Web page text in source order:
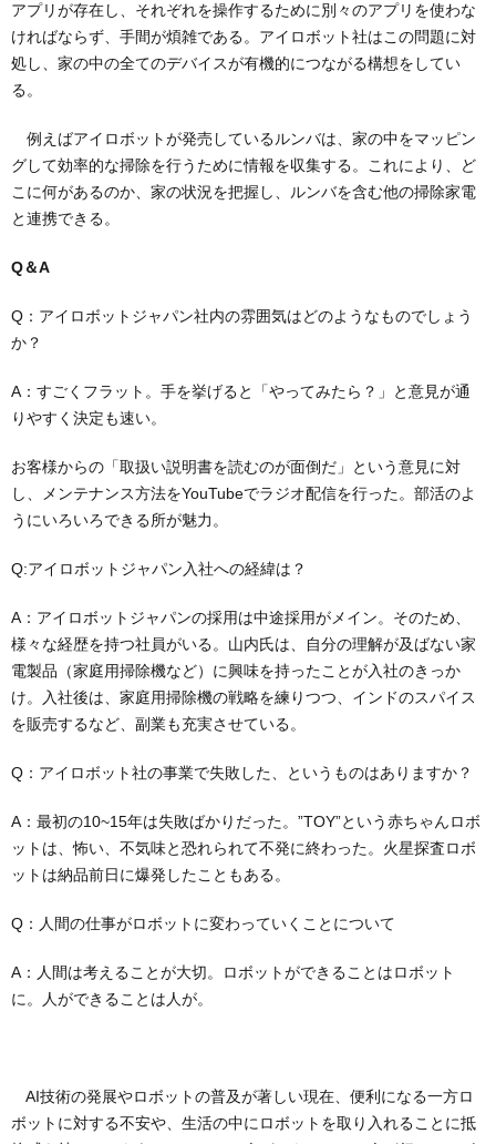
アプリが存在し、それぞれを操作するために別々のアプリを使わな
ければならず、手間が煩雑である。アイロボット社はこの問題に対
処し、家の中の全てのデバイスが有機的につながる構想をしてい
る。
例えばアイロボットが発売しているルンバは、家の中をマッピン
グして効率的な掃除を行うために情報を収集する。これにより、ど
こに何があるのか、家の状況を把握し、ルンバを含む他の掃除家電
と連携できる。
Q＆A
Q：アイロボットジャパン社内の雰囲気はどのようなものでしょう
か？
A：すごくフラット。手を挙げると「やってみたら？」と意見が通
りやすく決定も速い。
お客様からの「取扱い説明書を読むのが面倒だ」という意見に対
し、メンテナンス方法をYouTubeでラジオ配信を行った。部活のよ
うにいろいろできる所が魅力。
Q:アイロボットジャパン入社への経緯は？
A：アイロボットジャパンの採用は中途採用がメイン。そのため、
様々な経歴を持つ社員がいる。山内氏は、自分の理解が及ばない家
電製品（家庭用掃除機など）に興味を持ったことが入社のきっか
け。入社後は、家庭用掃除機の戦略を練りつつ、インドのスパイス
を販売するなど、副業も充実させている。
Q：アイロボット社の事業で失敗した、というものはありますか？
A：最初の10~15年は失敗ばかりだった。”TOY”という赤ちゃんロボ
ットは、怖い、不気味と恐れられて不発に終わった。火星探査ロボ
ットは納品前日に爆発したこともある。
Q：人間の仕事がロボットに変わっていくことについて
A：人間は考えることが大切。ロボットができることはロボット
に。人ができることは人が。
AI技術の発展やロボットの普及が著しい現在、便利になる一方ロ
ボットに対する不安や、生活の中にロボットを取り入れることに抵